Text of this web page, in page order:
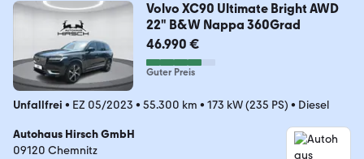
Volvo XC90 Ultimate Bright AWD
22" B&W Nappa 360Grad
46.990 €
Guter Preis
Unfallfrei • EZ 05/2023 • 55.300 km • 173 kW (235 PS) • Diesel
Autohaus Hirsch GmbH
09120 Chemnitz